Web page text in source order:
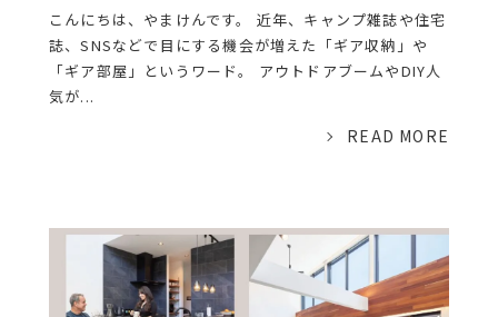
こんにちは、やまけんです。 近年、キャンプ雑誌や住宅
誌、SNSなどで目にする機会が増えた「ギア収納」や
「ギア部屋」というワード。 アウトドアブームやDIY人
気が...
READ MORE